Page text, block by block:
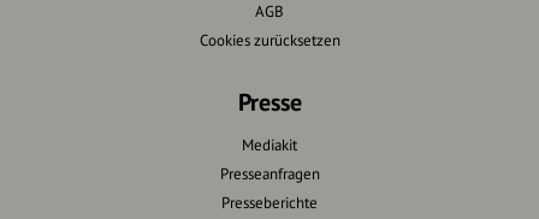
AGB
Cookies zurücksetzen
Presse
Mediakit
Presseanfragen
Presseberichte